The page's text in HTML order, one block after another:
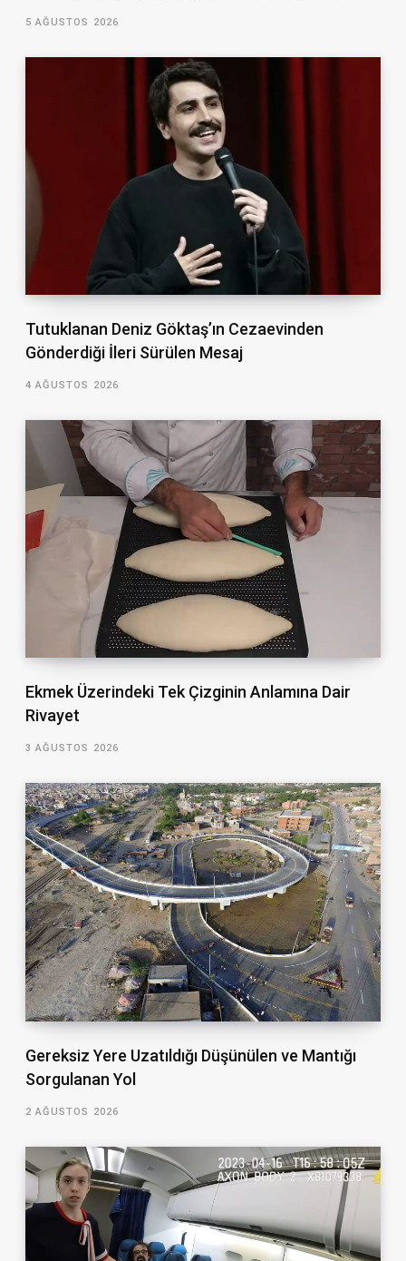
5 AĞUSTOS 2026
Tutuklanan Deniz Göktaş’ın Cezaevinden
Gönderdiği İleri Sürülen Mesaj
4 AĞUSTOS 2026
Ekmek Üzerindeki Tek Çizginin Anlamına Dair
Rivayet
3 AĞUSTOS 2026
Gereksiz Yere Uzatıldığı Düşünülen ve Mantığı
Sorgulanan Yol
2 AĞUSTOS 2026